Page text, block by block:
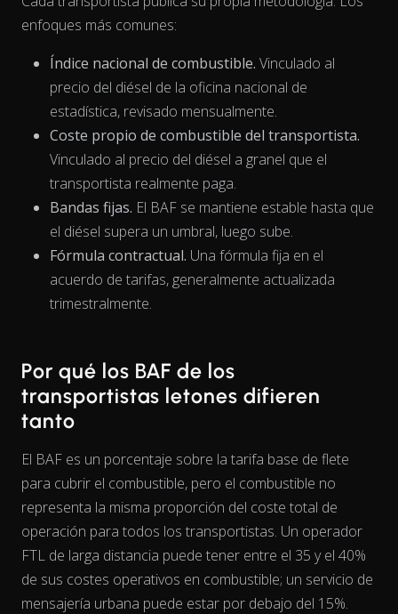
The chart has 1 X axis displaying Time. Data ranges from
enfoques más comunes:
Índice nacional de combustible. Vinculado al
precio del diésel de la oficina nacional de
estadística, revisado mensualmente.
Coste propio de combustible del transportista.
Vinculado al precio del diésel a granel que el
transportista realmente paga.
Bandas fijas. El BAF se mantiene estable hasta que
el diésel supera un umbral, luego sube.
Fórmula contractual. Una fórmula fija en el
acuerdo de tarifas, generalmente actualizada
trimestralmente.
Por qué los BAF de los
transportistas letones difieren
tanto
El BAF es un porcentaje sobre la tarifa base de flete
para cubrir el combustible, pero el combustible no
representa la misma proporción del coste total de
operación para todos los transportistas. Un operador
FTL de larga distancia puede tener entre el 35 y el 40%
de sus costes operativos en combustible; un servicio de
mensajería urbana puede estar por debajo del 15%.